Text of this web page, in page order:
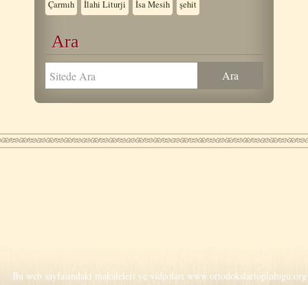
Çarmıh İlahi Liturji İsa Mesih şehit
Ara
Bu web sayfasındaki makaleleri ve videoları www.ortodokslartoplulugu.org